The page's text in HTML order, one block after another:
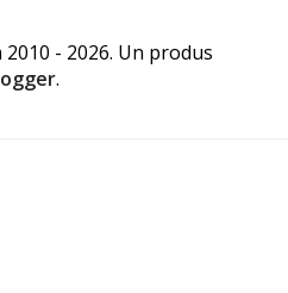
- 2026. Un produs
.